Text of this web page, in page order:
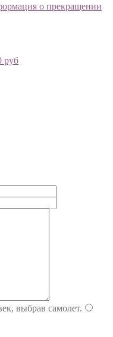
о прекращении
руб
выбрав самолет.